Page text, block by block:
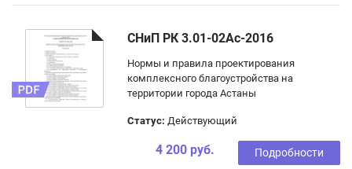
СНиП РК 3.01-02Ас-2016
Нормы и правила проектирования
комплексного благоустройства на
территории города Астаны
Статус: Действующий
4 200 руб. Подробности